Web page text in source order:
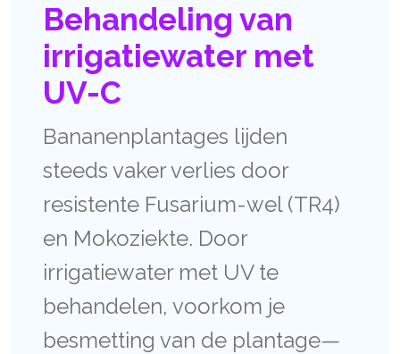
Behandeling van
irrigatiewater met
UV-C
Bananenplantages lijden
steeds vaker verlies door
resistente Fusarium-wel (TR4)
en Mokoziekte. Door
irrigatiewater met UV te
behandelen, voorkom je
besmetting van de plantage—